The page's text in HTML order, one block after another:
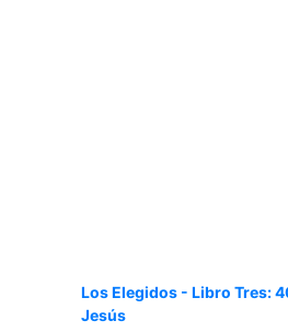
Los Elegidos - Libro Tres:
Jesús